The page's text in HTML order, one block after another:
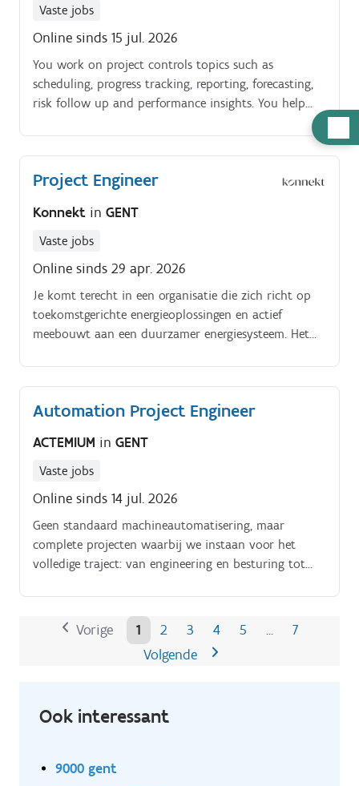
Vaste jobs
Online sinds 15 jul. 2026
You work on project controls topics such as
scheduling, progress tracking, reporting, forecasting,
risk follow up and performance insights. You help
project management tools.
Project Engineer
Konnekt in GENT
Vaste jobs
Online sinds 29 apr. 2026
Je komt terecht in een organisatie die zich richt op
toekomstgerichte energieoplossingen en actief
meebouwt aan een duurzamer energiesysteem. Het
installaties die klanten ondersteunen in hun
energievoorziening, met activiteiten die variëren van
advies en engineering tot realisatie en langdurige
Automation Project Engineer
ACTEMIUM in GENT
Vaste jobs
Online sinds 14 jul. 2026
Geen standaard machineautomatisering, maar
complete projecten waarbij we instaan voor het
volledige traject: van engineering en besturing tot
industrie van morgen vormgeven.
Vorige 1 2 3 4 5
7
Volgende
Ook interessant
9000 gent